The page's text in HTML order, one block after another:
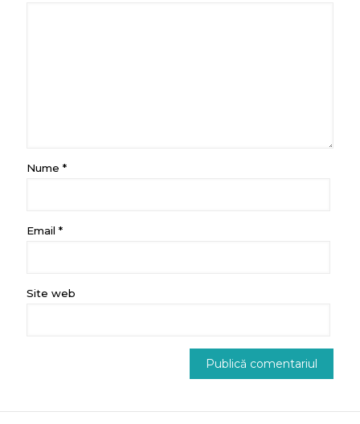
Nume *
Email *
Site web